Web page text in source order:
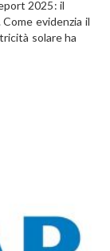
2025: il
evidenzia il
solare ha